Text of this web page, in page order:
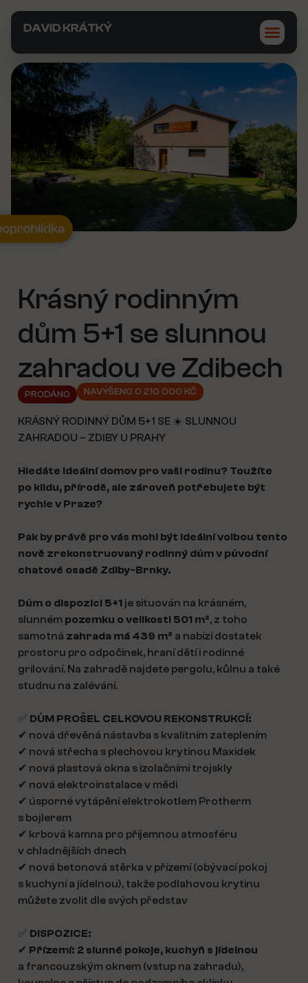
Krásný rodinným
dům 5+1 se slunnou
zahradou ve Zdibech
PRODÁNO NAVÝŠENO O 210 000 KČ
KRÁSNÝ RODINNÝ DŮM 5+1 SE ☀️ SLUNNOU
ZAHRADOU – ZDIBY U PRAHY
Hledáte ideální domov pro vaši rodinu? Toužíte
po klidu, přírodě, ale zároveň potřebujete být
rychle v Praze?
Pak by právě pro vás mohl být ideální volbou tento
nově zrekonstruovaný rodinný dům v původní
chatové osadě Zdiby-Brnky.
Dům o dispozici 5+1 je situován na krásném,
slunném pozemku o velikosti 501 m², z toho
samotná zahrada má 439 m² a nabízí dostatek
prostoru pro odpočinek, hraní dětí i rodinné
grilování. Na zahradě najdete pergolu, kůlnu a také
studnu na zalévání.
✅ DŮM PROŠEL CELKOVOU REKONSTRUKCÍ:
✔ nová dřevěná nástavba s kvalitním zateplením
✔ nová střecha s plechovou krytinou Maxidek
✔ nová plastová okna s izolačními trojskly
✔ nová elektroinstalace v mědi
✔ úsporné vytápění elektrokotlem Protherm
s bojlerem
✔ krbová kamna pro příjemnou atmosféru
v chladnějších dnech
✔ nová betonová stěrka v přízemí (obývací pokoj
s kuchyní a jídelnou), takže podlahovou krytinu
můžete zvolit dle svých představ
✅ DISPOZICE:
✔ Přízemí: 2 slunné pokoje, kuchyň s jídelnou
a francouzským oknem (vstup na zahradu),